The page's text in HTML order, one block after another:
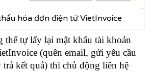
hóa đơn điện tử VietInvoice
thể tự lấy lại mật khẩu tài khoản
(quên email, gửi yêu cầu
kết quả) thì chủ động liên hệ